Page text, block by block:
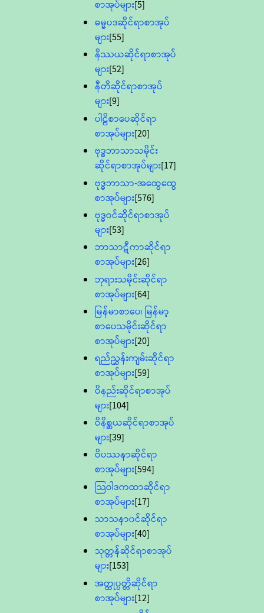
စာအုပ်များ[5]
ဓမ္မပဒဆိုင်ရာစာအုပ်
များ[55]
နိဿယဆိုင်ရာစာအုပ်
များ[52]
နီတိဆိုင်ရာစာအုပ်
များ[9]
ပါဠိစာပေဆိုင်ရာ
စာအုပ်များ[20]
ဗုဒ္ဓဘာသာသမိုင်း
ဆိုင်ရာစာအုပ်များ[17]
ဗုဒ္ဓဘာသာ-အထွေထွေ
စာအုပ်များ[576]
ဗုဒ္ဓဝင်ဆိုင်ရာစာအုပ်
များ[53]
ဘာသာဋီကာဆိုင်ရာ
စာအုပ်များ[26]
ဘုရားသမိုင်းဆိုင်ရာ
စာအုပ်များ[64]
မြန်မာစာပေ၊ မြန်မာ့
စာပေသမိုင်းဆိုင်ရာ
စာအုပ်များ[20]
ရည်ညွှန်းကျမ်းဆိုင်ရာ
စာအုပ်များ[59]
ဝိနည်းဆိုင်ရာစာအုပ်
များ[104]
ဝိနိစ္ဆယဆိုင်ရာစာအုပ်
များ[39]
ဝိပဿနာဆိုင်ရာ
စာအုပ်များ[594]
သြဝါဒကထာဆိုင်ရာ
စာအုပ်များ[17]
သာသနာ၀င်ဆိုင်ရာ
စာအုပ်များ[40]
သုတ္တန်ဆိုင်ရာစာအုပ်
များ[153]
အတ္ထုပ္ပတ္တိဆိုင်ရာ
စာအုပ်များ[12]